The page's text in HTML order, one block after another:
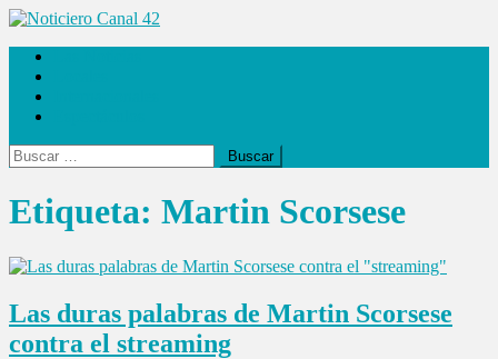
Saltar
contenido
Noticiero Canal 42
Buscar:
Etiqueta: Martin Scorsese
Las duras palabras de Martin Scorsese
contra el streaming